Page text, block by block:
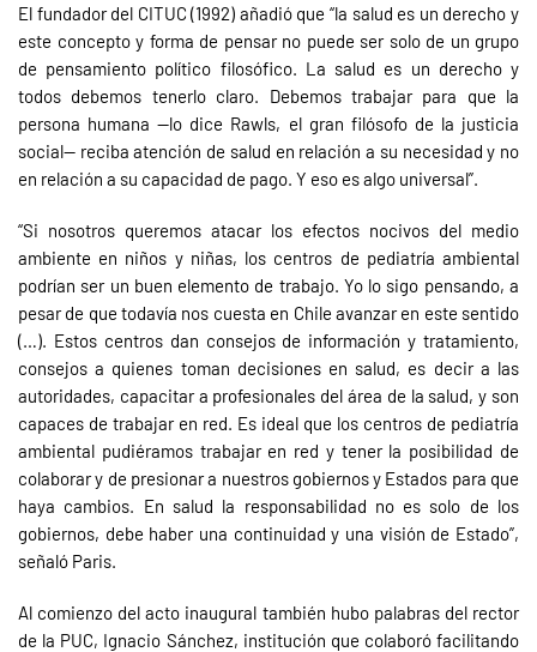
El fundador del CITUC (1992) añadió que “la salud es un derecho y
este concepto y forma de pensar no puede ser solo de un grupo
de pensamiento político filosófico. La salud es un derecho y
todos debemos tenerlo claro. Debemos trabajar para que la
persona humana —lo dice Rawls, el gran filósofo de la justicia
social— reciba atención de salud en relación a su necesidad y no
en relación a su capacidad de pago. Y eso es algo universal”.
“Si nosotros queremos atacar los efectos nocivos del medio
ambiente en niños y niñas, los centros de pediatría ambiental
podrían ser un buen elemento de trabajo. Yo lo sigo pensando, a
pesar de que todavía nos cuesta en Chile avanzar en este sentido
(…). Estos centros dan consejos de información y tratamiento,
consejos a quienes toman decisiones en salud, es decir a las
autoridades, capacitar a profesionales del área de la salud, y son
capaces de trabajar en red. Es ideal que los centros de pediatría
ambiental pudiéramos trabajar en red y tener la posibilidad de
colaborar y de presionar a nuestros gobiernos y Estados para que
haya cambios. En salud la responsabilidad no es solo de los
gobiernos, debe haber una continuidad y una visión de Estado”,
señaló Paris.
Al comienzo del acto inaugural también hubo palabras del rector
de la PUC, Ignacio Sánchez, institución que colaboró facilitando